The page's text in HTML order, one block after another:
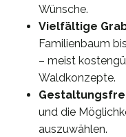
Wünsche.
Vielfältige
Familienbaum
– meist
Waldkonzepte.
und die
auszuwählen.